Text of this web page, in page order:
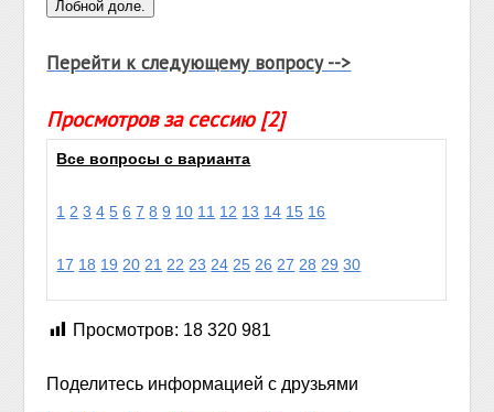
Перейти к следующему вопросу -->
Просмотров за сессию [2]
Все вопросы с варианта
1 2 3 4 5 6 7 8 9 10 11 12 13 14 15 16
17 18 19 20 21 22 23 24 25 26 27 28 29 30
Просмотров: 18 320 981
Поделитесь информацией с друзьями